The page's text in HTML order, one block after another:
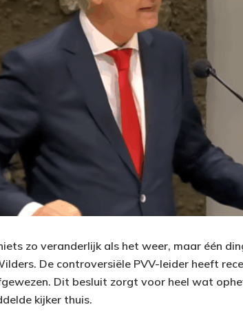
zo veranderlijk als het weer, maar één
De controversiële PVV-leider heeft
Dit besluit zorgt voor heel wat
kijker thuis.